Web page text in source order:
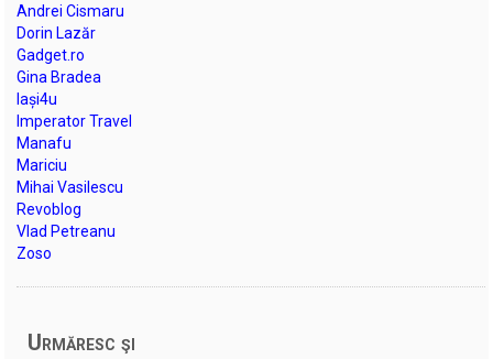
Andrei Cismaru
Dorin Lazăr
Gadget.ro
Gina Bradea
Iași4u
Imperator Travel
Manafu
Mariciu
Mihai Vasilescu
Revoblog
Vlad Petreanu
Zoso
Urmăresc şi